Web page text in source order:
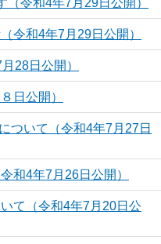
令和4年7月29日公開）
令和4年7月29日公開）
28日公開）
日公開）
ついて（令和4年7月27日
和4年7月26日公開）
て（令和4年7月20日公